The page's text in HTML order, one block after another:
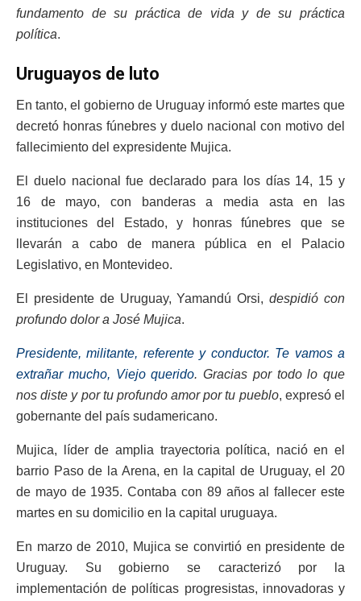
fundamento de su práctica de vida y de su práctica
política.
Uruguayos de luto
En tanto, el gobierno de Uruguay informó este martes que
decretó honras fúnebres y duelo nacional con motivo del
fallecimiento del expresidente Mujica.
El duelo nacional fue declarado para los días 14, 15 y
16 de mayo, con banderas a media asta en las
instituciones del Estado, y honras fúnebres que se
llevarán a cabo de manera pública en el Palacio
Legislativo, en Montevideo.
El presidente de Uruguay, Yamandú Orsi,despidió con
profundo dolor a José Mujica.
Presidente, militante, referente y conductor. Te vamos a
extrañar mucho, Viejo querido. Gracias por todo lo que
nos diste y por tu profundo amor por tu pueblo, expresó el
gobernante del país sudamericano.
Mujica, líder de amplia trayectoria política, nació en el
barrio Paso de la Arena, en la capital de Uruguay, el 20
de mayo de 1935. Contaba con 89 años al fallecer este
martes en su domicilio en la capital uruguaya.
En marzo de 2010, Mujica se convirtió en presidente de
Uruguay. Su gobierno se caracterizó por la
implementación de políticas progresistas, innovadoras y